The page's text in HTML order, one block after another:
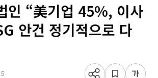
인 “美기업 45%, 이사
안건 정기적으로 다